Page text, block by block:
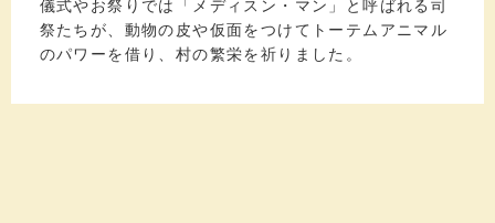
儀式やお祭りでは「メディスン・マン」と呼ばれる司
祭たちが、動物の皮や仮面をつけてトーテムアニマル
のパワーを借り、村の繁栄を祈りました。